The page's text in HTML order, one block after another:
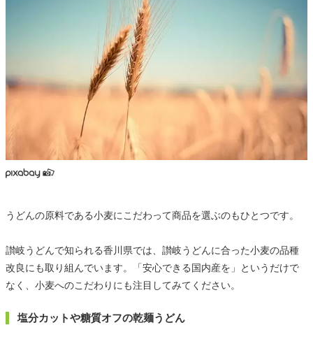
うどんの原料である小麦にこだわって商品を選ぶのもひとつです。
讃岐うどんで知られる香川県では、讃岐うどんに合った小麦の品種
改良にも取り組んでいます。「安心できる国内産を」というだけで
なく、小麦へのこだわりにも注目してみてください。
塩分カットや糖質オフの乾麺うどん